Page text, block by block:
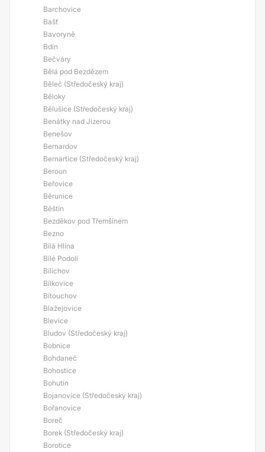
Barchovice
Bašť
Bavoryně
Bdín
Bečváry
Bělá pod Bezdězem
Běleč (Středočeský kraj)
Běloky
Bělušice (Středočeský kraj)
Benátky nad Jizerou
Benešov
Bernardov
Bernartice (Středočeský kraj)
Beroun
Beřovice
Běrunice
Běštín
Bezděkov pod Třemšínem
Bezno
Bílá Hlína
Bílé Podolí
Bílichov
Bílkovice
Bítouchov
Blažejovice
Blevice
Bludov (Středočeský kraj)
Bobnice
Bohdaneč
Bohostice
Bohutín
Bojanovice (Středočeský kraj)
Bořanovice
Boreč
Borek (Středočeský kraj)
Borotice